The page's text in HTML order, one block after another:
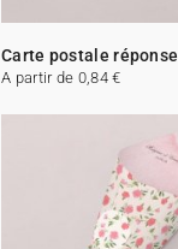
Carte postale réponse
A partir de 0,84 €